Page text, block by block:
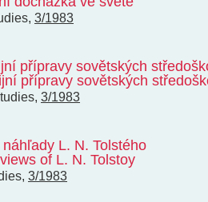
, 3/1983
přípravy sovětských
přípravy sovětských
, 3/1983
L. N. Tolstého
of L. N. Tolstoy
, 3/1983